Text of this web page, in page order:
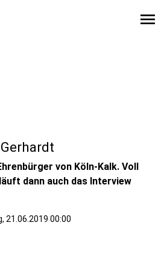
menu
von Köln-Kalk. Voll
dann auch das Interview
21.06.2019 00:00